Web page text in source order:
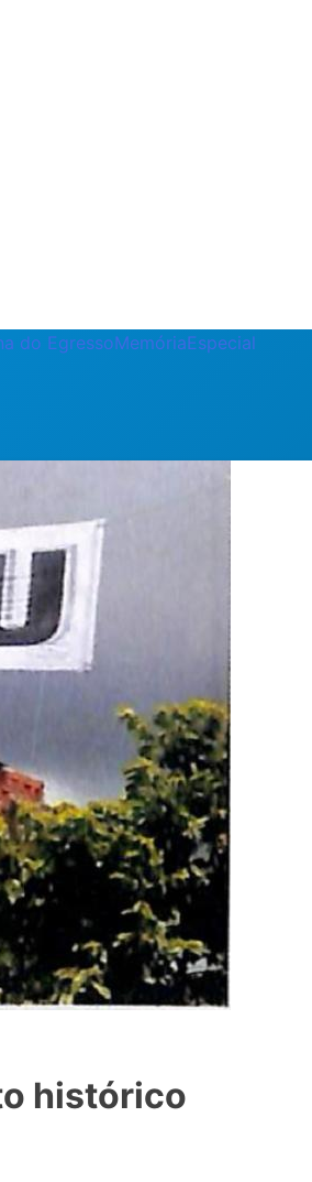
do EgressoMemóriaEspecial
histórico